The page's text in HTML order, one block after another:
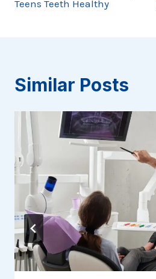
Teens Teeth Healthy
Similar Posts